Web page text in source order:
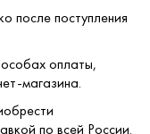
после поступления
оплаты,
магазина.
по всей России.